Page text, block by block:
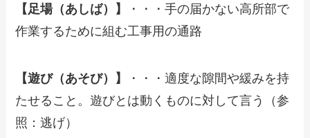
【足場（あしば）】
・・・手の届かない高所部で
作業するために組む工事用の通路
【遊び（あそび）】
・・・適度な隙間や緩みを持
たせること。遊びとは動くものに対して言う（参
照：逃げ）